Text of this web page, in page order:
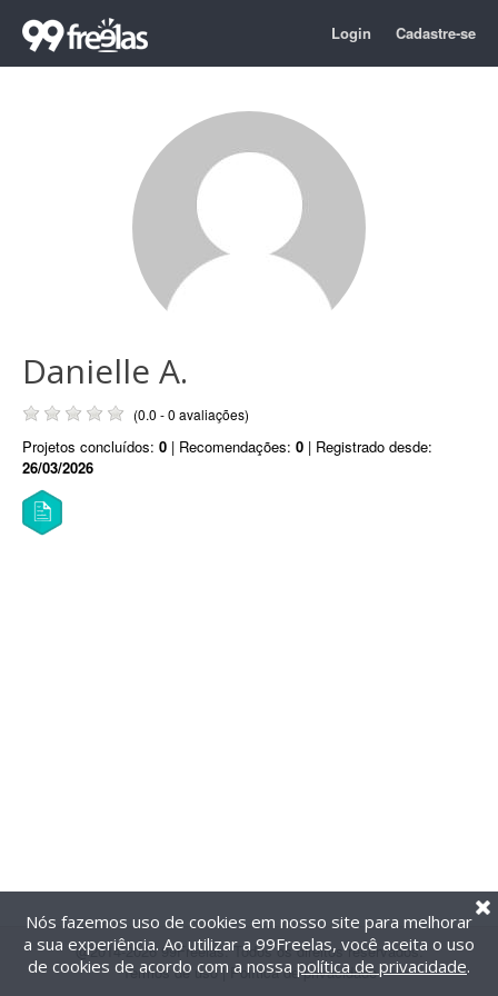
Login Cadastre-se
Danielle A.
(0.0 - 0 avaliações)
Projetos concluídos: 0 | Recomendações: 0 | Registrado desde:
26/03/2026
@2014-2026 99Freelas. Todos os direitos reservados.
Termos de uso| Política de privacidade
Nós fazemos uso de cookies em nosso site para melhorar
a sua experiência. Ao utilizar a 99Freelas, você aceita o uso
de cookies de acordo com a nossa política de privacidade.